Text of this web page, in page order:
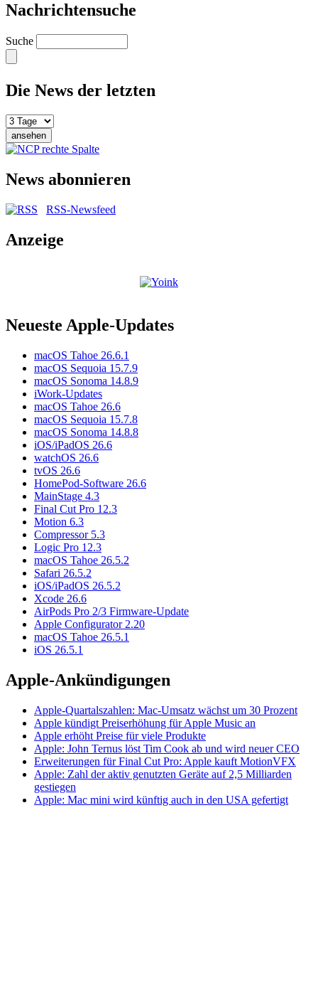
Nachrichtensuche
Suche
Die News der letzten
News abonnieren
RSS-Newsfeed
Anzeige
Neueste Apple-Updates
macOS Tahoe 26.6.1
macOS Sequoia 15.7.9
macOS Sonoma 14.8.9
iWork-Updates
macOS Tahoe 26.6
macOS Sequoia 15.7.8
macOS Sonoma 14.8.8
iOS/iPadOS 26.6
watchOS 26.6
tvOS 26.6
HomePod-Software 26.6
MainStage 4.3
Final Cut Pro 12.3
Motion 6.3
Compressor 5.3
Logic Pro 12.3
macOS Tahoe 26.5.2
Safari 26.5.2
iOS/iPadOS 26.5.2
Xcode 26.6
AirPods Pro 2/3 Firmware-Update
Apple Configurator 2.20
macOS Tahoe 26.5.1
iOS 26.5.1
Apple-Ankündigungen
Apple-Quartalszahlen: Mac-Umsatz wächst um 30 Prozent
Apple kündigt Preiserhöhung für Apple Music an
Apple erhöht Preise für viele Produkte
Apple: John Ternus löst Tim Cook ab und wird neuer CEO
Erweiterungen für Final Cut Pro: Apple kauft MotionVFX
Apple: Zahl der aktiv genutzten Geräte auf 2,5 Milliarden
gestiegen
Apple: Mac mini wird künftig auch in den USA gefertigt